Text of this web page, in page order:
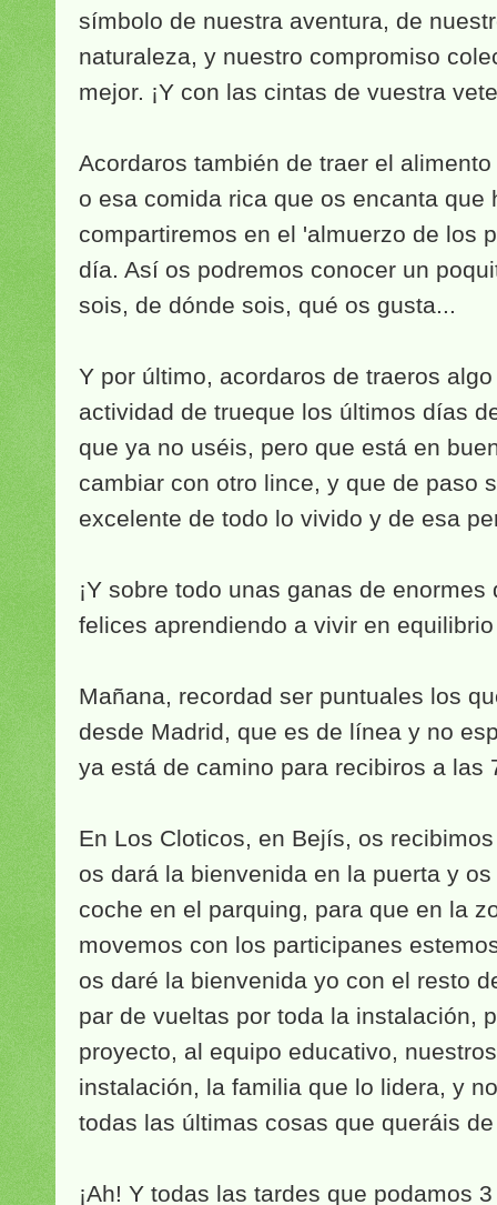
símbolo de nuestra aventura, de
naturaleza, y nuestro compromiso
mejor. ¡Y con las cintas de vuestra
Acordaros también de traer el
o esa comida rica que os encanta que
compartiremos en el 'almuerzo de los
día. Así os podremos conocer un
sois, de dónde sois, qué os gusta...
Y por último, acordaros de traeros
actividad de trueque los últimos días
que ya no uséis, pero que está en
cambiar con otro lince, y que de paso
excelente de todo lo vivido y de esa
¡Y sobre todo unas ganas de
felices aprendiendo a vivir en
Mañana, recordad ser puntuales los
desde Madrid, que es de línea y no
ya está de camino para recibiros a las
En Los Cloticos, en Bejís, os
os dará la bienvenida en la puerta y
coche en el parquing, para que en la
movemos con los participanes
os daré la bienvenida yo con el resto
par de vueltas por toda la instalación,
proyecto, al equipo educativo,
instalación, la familia que lo lidera, y
todas las últimas cosas que queráis
¡Ah! Y todas las tardes que podamos